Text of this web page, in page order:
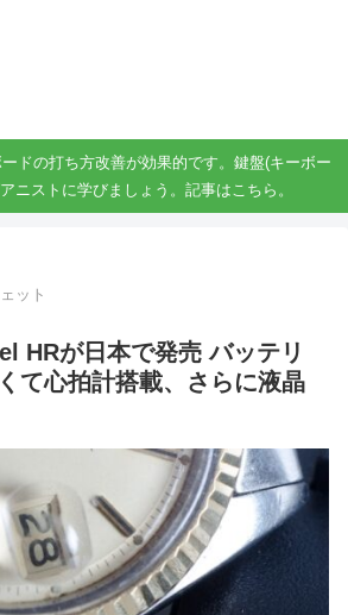
ドの打ち方改善が効果的です。鍵盤(キーボー
ニストに学びましょう。記事はこちら。
ット
HRが日本で発売 バッテリ
て心拍計搭載、さらに液晶